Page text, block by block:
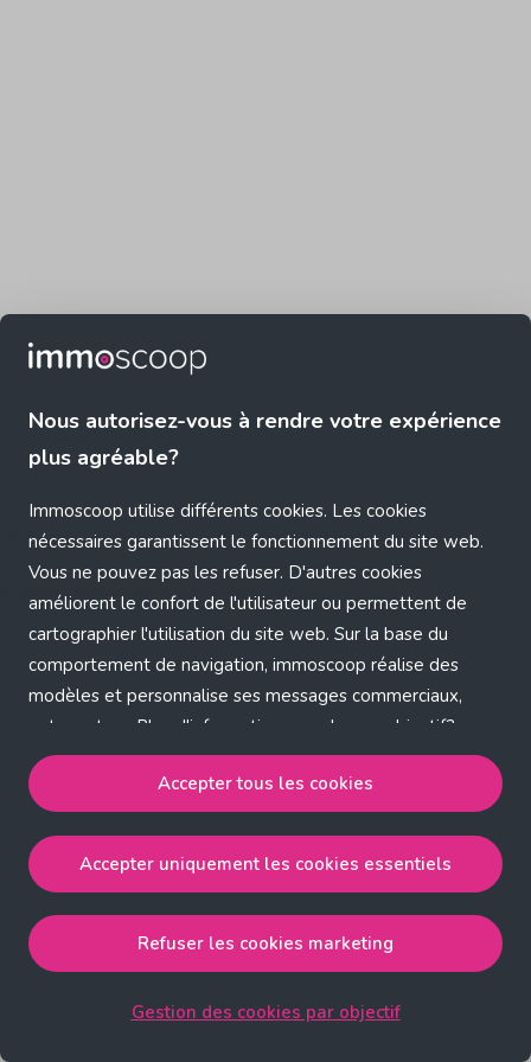
Nous autorisez-vous à rendre votre expérience
plus agréable?
Immoscoop utilise différents cookies. Les cookies
nécessaires garantissent le fonctionnement du site web.
Vous ne pouvez pas les refuser. D'autres cookies
améliorent le confort de l'utilisateur ou permettent de
cartographier l'utilisation du site web. Sur la base du
comportement de navigation, immoscoop réalise des
modèles et personnalise ses messages commerciaux,
entre autres. Plus d'informations sur chaque objectif?
Cliquez sur 'Gestion des cookies par objectif'.
Notre politique de cookies
Accepter tous les cookies
strictement nécessaires, performance, fonctionnalité et
publicité ciblée.
Accepter uniquement les cookies essentielsaccepte
les cookies strictement nécessaires.
Accepter tous les cookies
Accepter uniquement les cookies essentiels
Refuser les cookies marketing
Gestion des cookies par objectif
Application error: a client-side exception has occurred (see the
browser console for more information)